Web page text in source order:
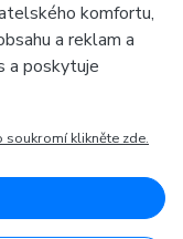
komfortu,
a reklam a
a poskytuje
soukromí klikněte zde.